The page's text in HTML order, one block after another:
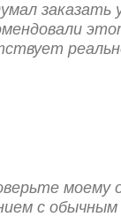
заказать
с